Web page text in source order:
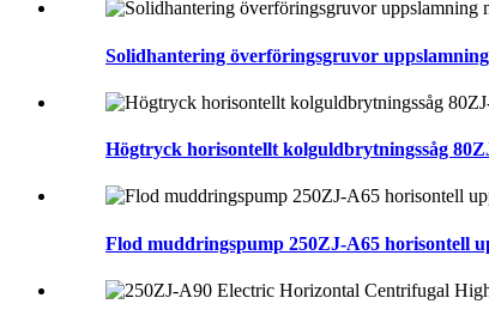
Solidhantering överföringsgruvor
Högtryck horisontellt kolguldbrytningssåg
Flod muddringspump 250ZJ-A65 horisontell